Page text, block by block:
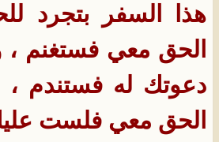
هذا السفر بتجرد
الحق معي فستغنم ،
دعوتك له فستندم
الحق معي فلست